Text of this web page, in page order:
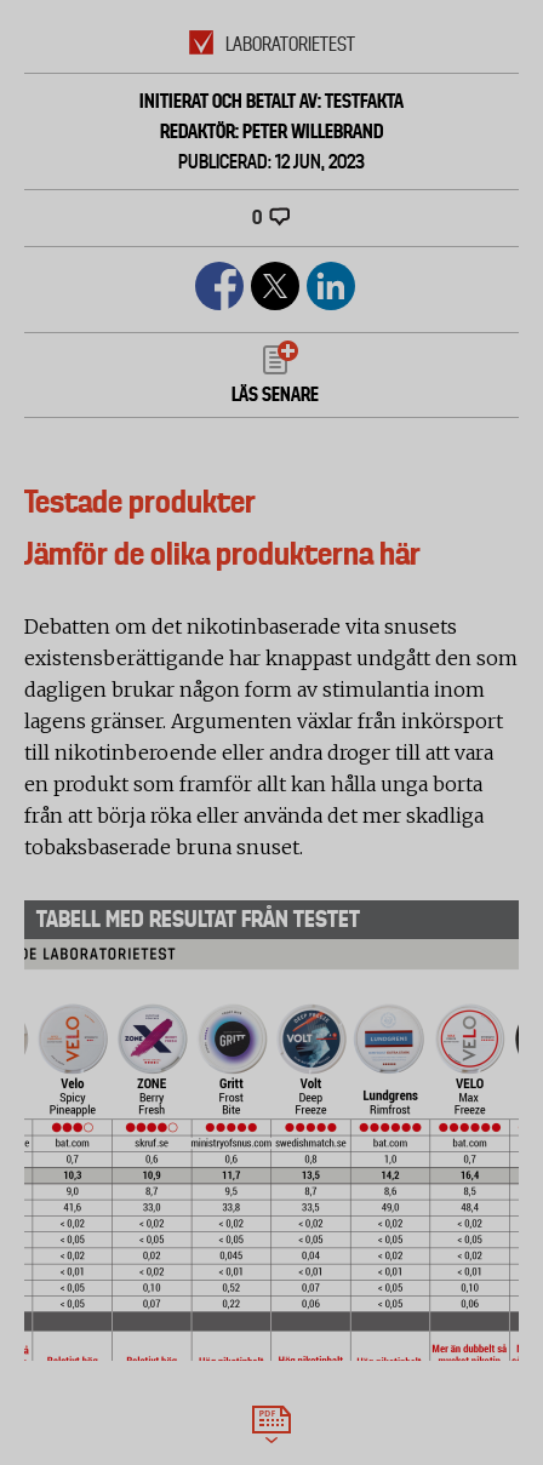
LABORATORIETEST
INITIERAT OCH BETALT AV: TESTFAKTA
REDAKTÖR: PETER WILLEBRAND
PUBLICERAD: 12 JUN, 2023
0
LÄS SENARE
Testade produkter
Jämför de olika produkterna här
Debatten om det nikotinbaserade vita snusets
existensberättigande har knappast undgått den som
dagligen brukar någon form av stimulantia inom
lagens gränser. Argumenten växlar från inkörsport
till nikotinberoende eller andra droger till att vara
en produkt som framför allt kan hålla unga borta
från att börja röka eller använda det mer skadliga
tobaksbaserade bruna snuset.
TABELL MED RESULTAT FRÅN TESTET